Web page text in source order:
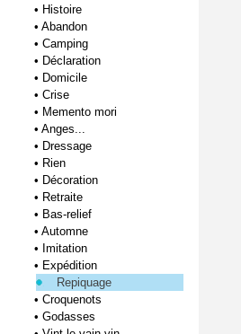
• Histoire
• Abandon
• Camping
• Déclaration
• Domicile
• Crise
• Memento mori
• Anges...
• Dressage
• Rien
• Décoration
• Retraite
• Bas-relief
• Automne
• Imitation
• Expédition
Repiquage
• Croquenots
• Godasses